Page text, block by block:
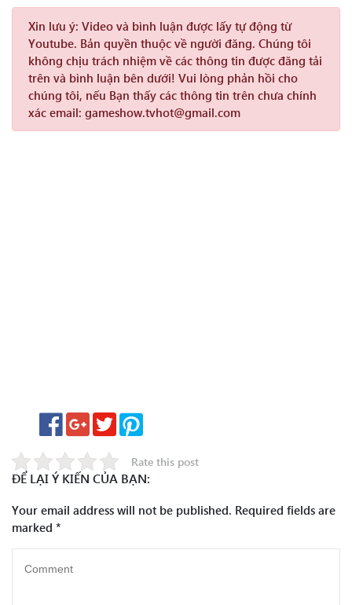
Xin lưu ý: Video và bình luận được lấy tự động từ
Youtube. Bản quyền thuộc về người đăng. Chúng tôi
không chịu trách nhiệm về các thông tin được đăng tải
trên và bình luận bên dưới! Vui lòng phản hồi cho
chúng tôi, nếu Bạn thấy các thông tin trên chưa chính
xác email: gameshow.tvhot@gmail.com
Rate this post
ĐỂ LẠI Ý KIẾN CỦA BẠN:
Your email address will not be published. Required fields are
marked *